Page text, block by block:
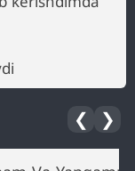
❮ ❯